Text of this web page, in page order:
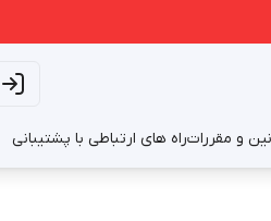
و مقرراتراه های ارتباطی با پشتیبانی